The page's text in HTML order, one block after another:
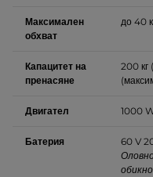
Максимален
обхват
до 40
Капацитет на
пренасяне
200 кг
Двигател 1000
Батерия
60 V